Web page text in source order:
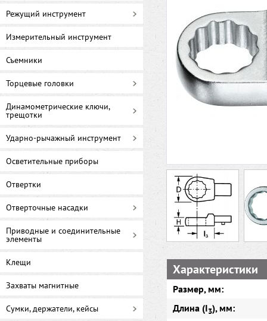
Режущий инструмент
Измерительный инструмент
Съемники
Торцевые головки
Динамометрические ключи,
трещотки
Ударно-рычажный инструмент
Осветительные приборы
Отвертки
Отверточные насадки
Приводные и соединительные
элементы
Клещи
Захваты магнитные
Сумки, держатели, кейсы
Характеристики
Размер, мм:
Длина (I3), мм: